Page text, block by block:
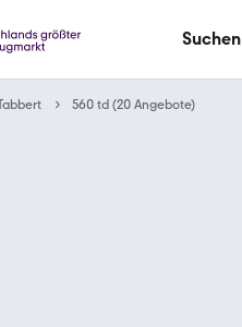
Suchen
560 td (20 Angebote)